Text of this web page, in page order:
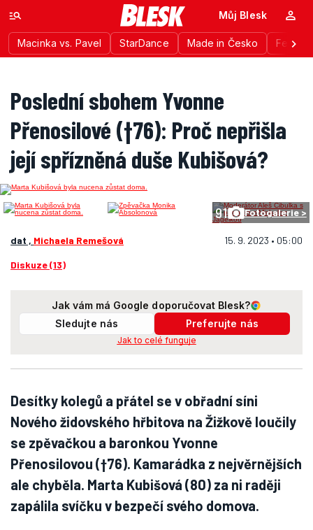
Macinka vs. Pavel StarDance Made in Česko
Můj Blesk
Poslední sbohem Yvonne
Přenosilové (†76): Proč nepřišla
její spřízněná duše Kubišová?
91 Fotogalerie >
dat , Michaela Remešová 15. 9. 2023 • 05:00
Diskuze (13)
Jak vám má Google doporučovat Blesk?
Sledujte nás
Preferujte nás
Jak to celé funguje
Desítky kolegů a přátel se v obřadní síni
Nového židovského hřbitova na Žižkově loučily
se zpěvačkou a baronkou Yvonne
Přenosilovou (†76). Kamarádka z nejvěrnějších
ale chyběla. Marta Kubišová (80) za ni raději
zapálila svíčku v bezpečí svého domova.